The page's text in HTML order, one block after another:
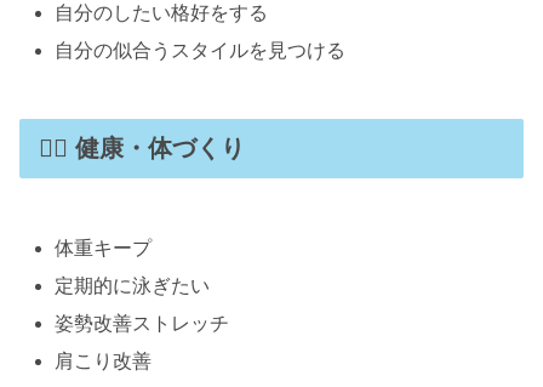
自分のしたい格好をする
自分の似合うスタイルを見つける
🏃‍♀️ 健康・体づくり
体重キープ
定期的に泳ぎたい
姿勢改善ストレッチ
肩こり改善